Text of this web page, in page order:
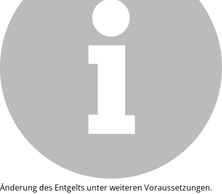
Änderung des Entgelts unter weiteren Voraussetzungen.